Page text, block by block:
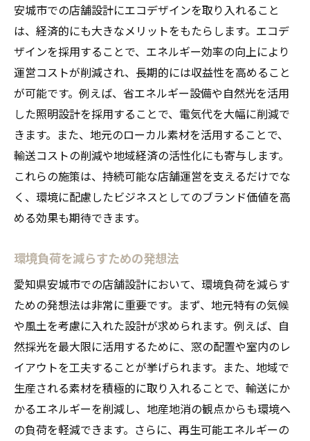
安城市での店舗設計にエコデザインを取り入れること
は、経済的にも大きなメリットをもたらします。エコデ
ザインを採用することで、エネルギー効率の向上により
運営コストが削減され、長期的には収益性を高めること
が可能です。例えば、省エネルギー設備や自然光を活用
した照明設計を採用することで、電気代を大幅に削減で
きます。また、地元のローカル素材を活用することで、
輸送コストの削減や地域経済の活性化にも寄与します。
これらの施策は、持続可能な店舗運営を支えるだけでな
く、環境に配慮したビジネスとしてのブランド価値を高
める効果も期待できます。
環境負荷を減らすための発想法
愛知県安城市での店舗設計において、環境負荷を減らす
ための発想法は非常に重要です。まず、地元特有の気候
や風土を考慮に入れた設計が求められます。例えば、自
然採光を最大限に活用するために、窓の配置や室内のレ
イアウトを工夫することが挙げられます。また、地域で
生産される素材を積極的に取り入れることで、輸送にか
かるエネルギーを削減し、地産地消の観点からも環境へ
の負荷を軽減できます。さらに、再生可能エネルギーの